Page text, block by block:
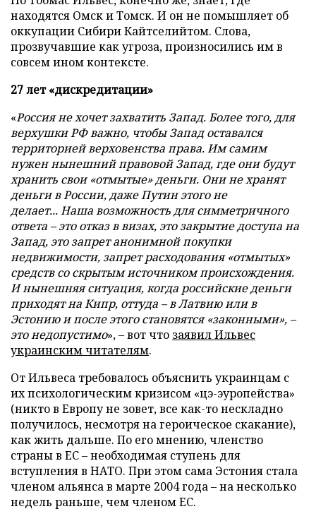
находятся Омск и Томск. И он не помышляет об
оккупации Сибири Кайтселийтом. Слова,
прозвучавшие как угроза, произносились им в
совсем ином контексте.
27 лет «дискредитации»
«Россия не хочет захватить Запад. Более того, для
верхушки РФ важно, чтобы Запад оставался
территорией верховенства права. Им самим
нужен нынешний правовой Запад, где они будут
хранить свои «отмытые» деньги. Они не хранят
деньги в России, даже Путин этого не
делает... Наша возможность для симметричного
ответа – это отказ в визах, это закрытие доступа на
Запад, это запрет анонимной покупки
недвижимости, запрет расходования «отмытых»
средств со скрытым источником происхождения.
И нынешняя ситуация, когда российские деньги
приходят на Кипр, оттуда – в Латвию или в
Эстонию и после этого становятся «законными», –
это недопустимо», – вот что заявил Ильвес
украинским читателям.
От Ильвеса требовалось объяснить украинцам с
их психологическим кризисом «цэ-эуропейства»
(никто в Европу не зовет, все как-то нескладно
получилось, несмотря на героическое скакание),
как жить дальше. По его мнению, членство
страны в ЕС – необходимая ступень для
вступления в НАТО. При этом сама Эстония стала
членом альянса в марте 2004 года – на несколько
недель раньше, чем членом ЕС.